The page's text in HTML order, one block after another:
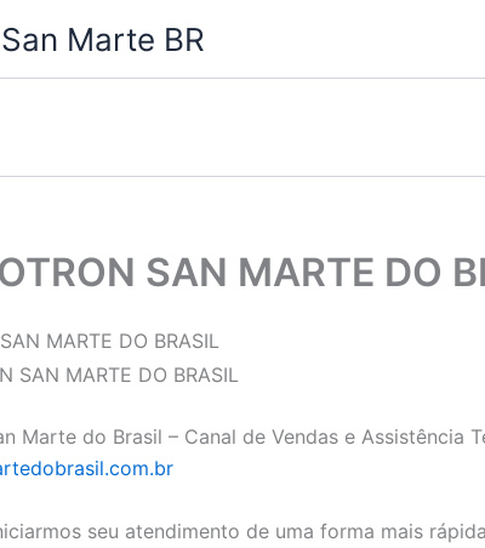
San Marte BR
SAN MARTE DO
MARTE DO BRASIL
Marte do Brasil – Canal de Vendas e
seu atendimento de uma forma mais